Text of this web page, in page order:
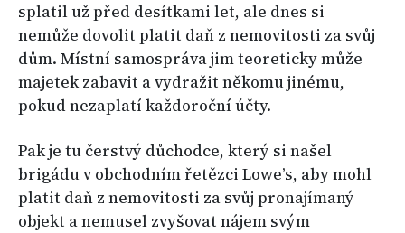
splatil už před desítkami let, ale dnes si
nemůže dovolit platit daň z nemovitosti za svůj
dům. Místní samospráva jim teoreticky může
majetek zabavit a vydražit někomu jinému,
pokud nezaplatí každoroční účty.
Pak je tu čerstvý důchodce, který si našel
brigádu v obchodním řetězci Lowe’s, aby mohl
platit daň z nemovitosti za svůj pronajímaný
objekt a nemusel zvyšovat nájem svým